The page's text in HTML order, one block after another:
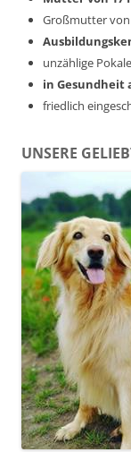
Großmutter
unzählige
in Gesundheit
friedlich
UNSERE